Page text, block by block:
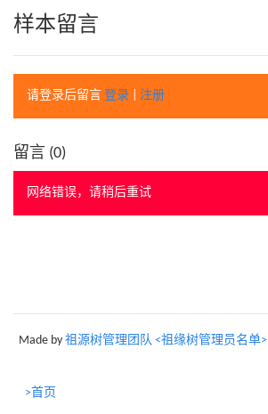
样本留言
请登录后留言 登录 注册
留言 (0)
网络错误，请稍后重试
Made by 祖源树管理团队 <祖缘树管理员名单>
>首页